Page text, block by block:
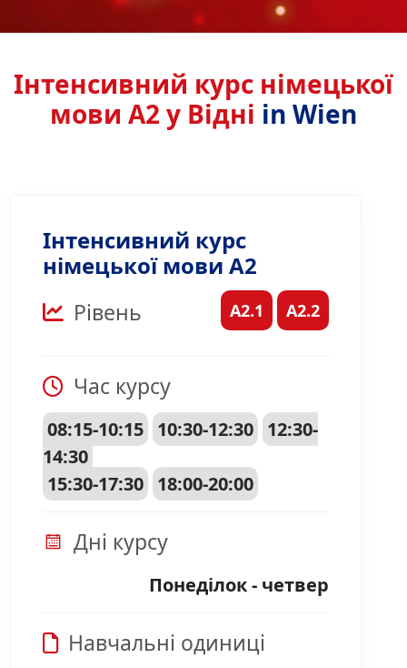
Інтенсивний курс німецької
мови А2 у Відні in Wien
Інтенсивний курс
німецької мови A2
Рівень A2.1 A2.2
Час курсу
08:15-10:15 10:30-12:30
12:30-
14:30
15:30-17:30
18:00-20:00
Дні курсу
Понеділок - четвер
Навчальні одиниці